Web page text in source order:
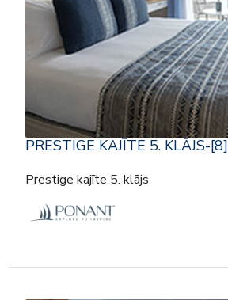
PRESTIGE KAJĪTE 5. KLĀJS-[8]
Prestige kajīte 5. klājs